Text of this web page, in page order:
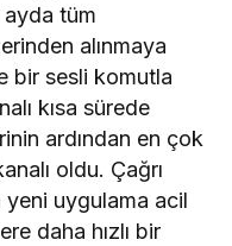
ayda tüm
alınmaya
bir sesli komutla
kısa sürede
ardından en çok
oldu. Çağrı
uygulama acil
daha hızlı bir